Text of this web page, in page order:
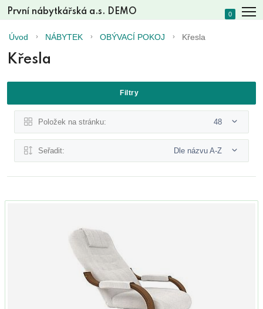
První nábytkářská a.s. DEMO 0
Úvod NÁBYTEK OBÝVACÍ POKOJ Křesla
Křesla
Filtry
Položek na stránku: 48
Seřadit: Dle názvu A-Z